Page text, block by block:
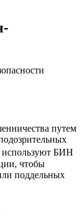
путем
используют БИН
чтобы
поддельных